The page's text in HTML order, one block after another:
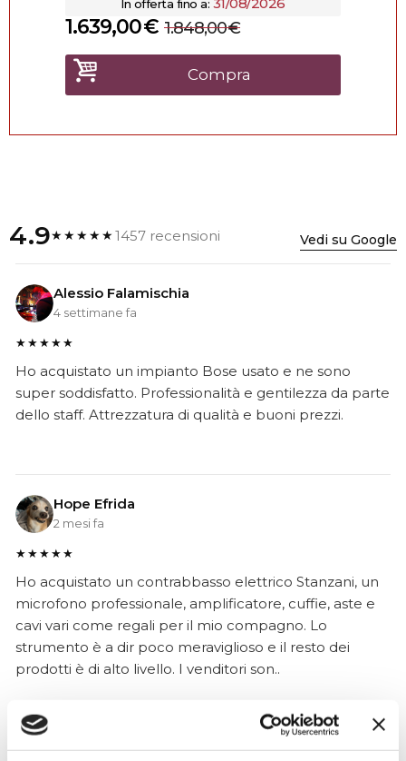
In offerta fino a:
€
1.639,00 €
1.848,00
Compra
4.9★★★★★1457 recensioni Vedi su Google
Alessio Falamischia
4 settimane fa
★★★★★
Ho acquistato un impianto Bose usato e ne sono
super soddisfatto. Professionalità e gentilezza da parte
dello staff. Attrezzatura di qualità e buoni prezzi.
Hope Efrida
2 mesi fa
★★★★★
Ho acquistato un contrabbasso elettrico Stanzani, un
microfono professionale, amplificatore, cuffie, aste e
cavi vari come regali per il mio compagno. Lo
strumento è a dir poco meraviglioso e il resto dei
prodotti è di alto livello. I venditori son..